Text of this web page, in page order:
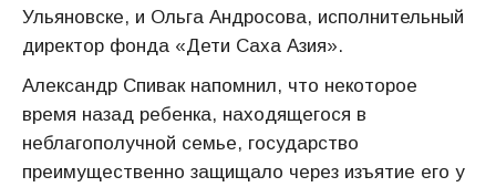
Ульяновске, и Ольга Андросова, исполнительный
директор фонда «Дети Саха Азия».
Александр Спивак напомнил, что некоторое
время назад ребенка, находящегося в
неблагополучной семье, государство
преимущественно защищало через изъятие его у